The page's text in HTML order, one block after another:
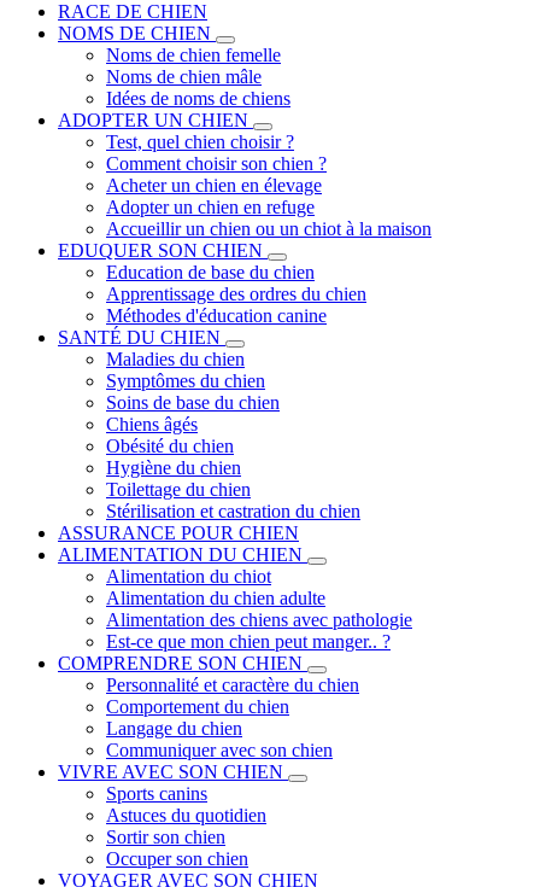
RACE DE CHIEN
NOMS DE CHIEN
Noms de chien femelle
Noms de chien mâle
Idées de noms de chiens
ADOPTER UN CHIEN
Test, quel chien choisir ?
Comment choisir son chien ?
Acheter un chien en élevage
Adopter un chien en refuge
Accueillir un chien ou un chiot à la maison
EDUQUER SON CHIEN
Education de base du chien
Apprentissage des ordres du chien
Méthodes d'éducation canine
SANTÉ DU CHIEN
Maladies du chien
Symptômes du chien
Soins de base du chien
Chiens âgés
Obésité du chien
Hygiène du chien
Toilettage du chien
Stérilisation et castration du chien
ASSURANCE POUR CHIEN
ALIMENTATION DU CHIEN
Alimentation du chiot
Alimentation du chien adulte
Alimentation des chiens avec pathologie
Est-ce que mon chien peut manger.. ?
COMPRENDRE SON CHIEN
Personnalité et caractère du chien
Comportement du chien
Langage du chien
Communiquer avec son chien
VIVRE AVEC SON CHIEN
Sports canins
Astuces du quotidien
Sortir son chien
Occuper son chien
VOYAGER AVEC SON CHIEN